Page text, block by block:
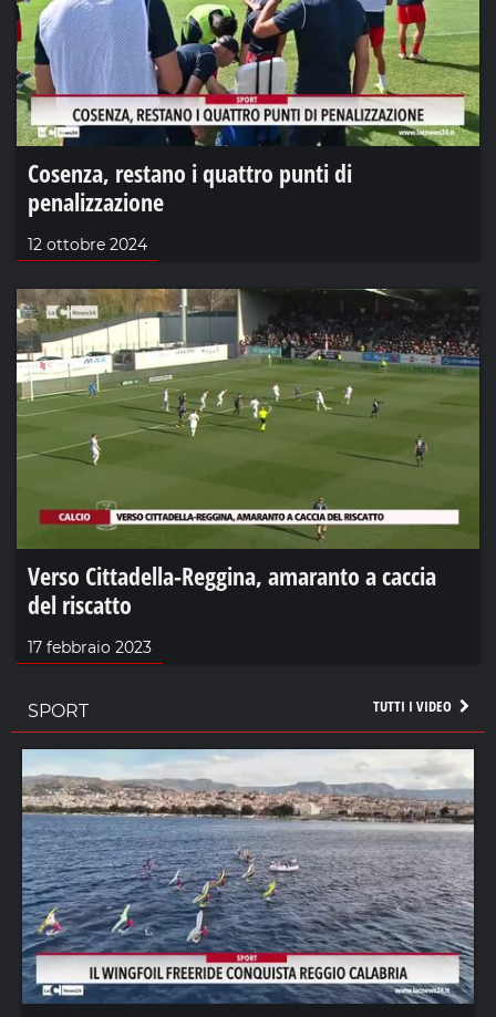
Cosenza, restano i quattro punti di
penalizzazione
12 ottobre 2024
Verso Cittadella-Reggina, amaranto a caccia
del riscatto
17 febbraio 2023
TUTTI I VIDEO
SPORT